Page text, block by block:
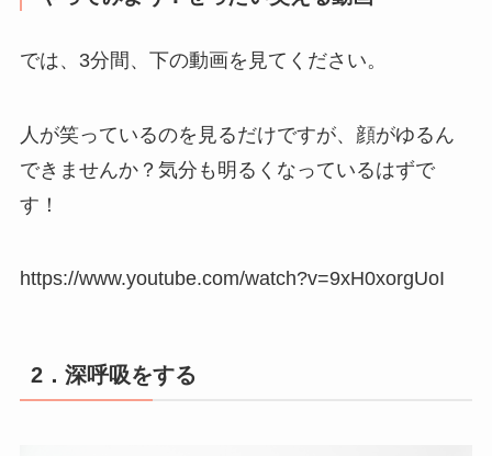
では、3分間、下の動画を見てください。
人が笑っているのを見るだけですが、顔がゆるん
できませんか？気分も明るくなっているはずで
す！
https://www.youtube.com/watch?v=9xH0xorgUoI
2．深呼吸をする